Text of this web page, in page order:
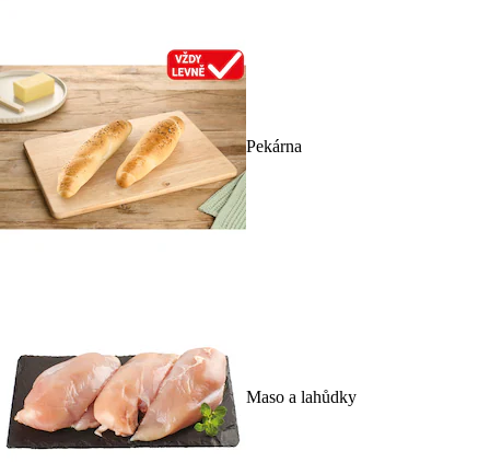
Pekárna
Maso a lahůdky